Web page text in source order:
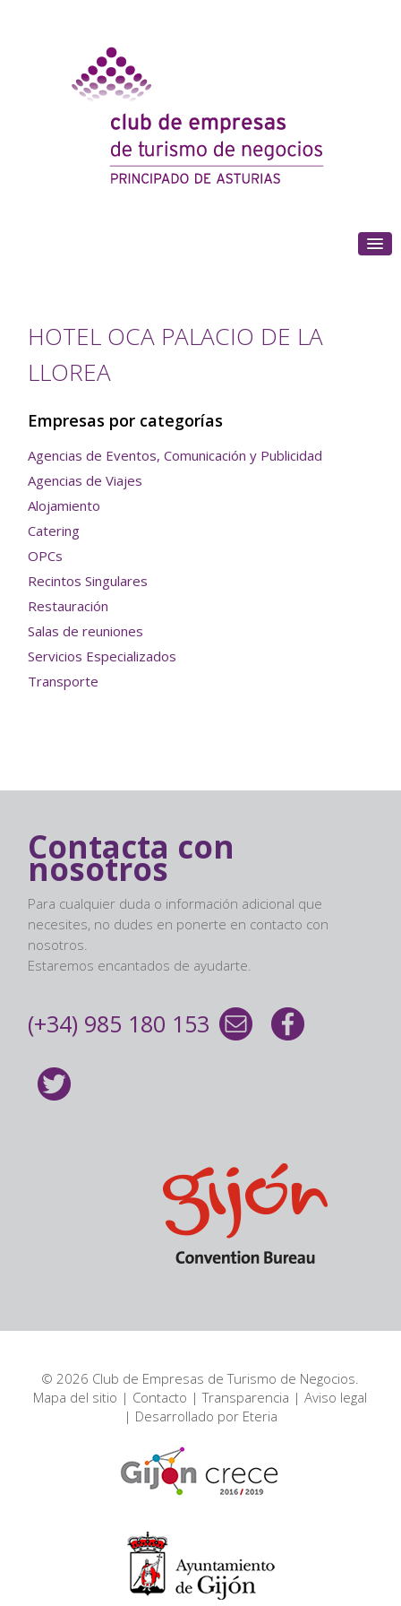
HOTEL OCA PALACIO DE LA
LLOREA
Empresas por categorías
Agencias de Eventos, Comunicación y Publicidad
Agencias de Viajes
Alojamiento
Catering
OPCs
Recintos Singulares
Restauración
Salas de reuniones
Servicios Especializados
Transporte
Contacta con
nosotros
Para cualquier duda o información adicional que
necesites, no dudes en ponerte en contacto con
nosotros.
Estaremos encantados de ayudarte.
(+34) 985 180 153
© 2026 Club de Empresas de Turismo de Negocios.
Mapa del sitio | Contacto |Transparencia |Aviso legal
| Desarrollado por Eteria